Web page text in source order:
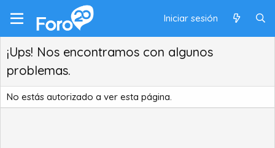
Iniciar sesión
¡Ups! Nos encontramos con algunos
problemas.
No estás autorizado a ver esta página.